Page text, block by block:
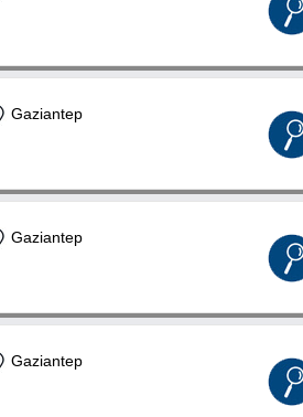
Gaziantep
Gaziantep
Gaziantep